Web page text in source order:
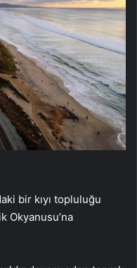
bir kıyı topluluğu
Okyanusu’na